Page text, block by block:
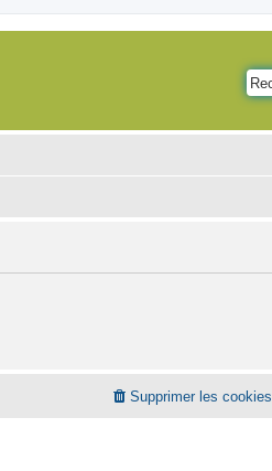
Supprimer les cookies